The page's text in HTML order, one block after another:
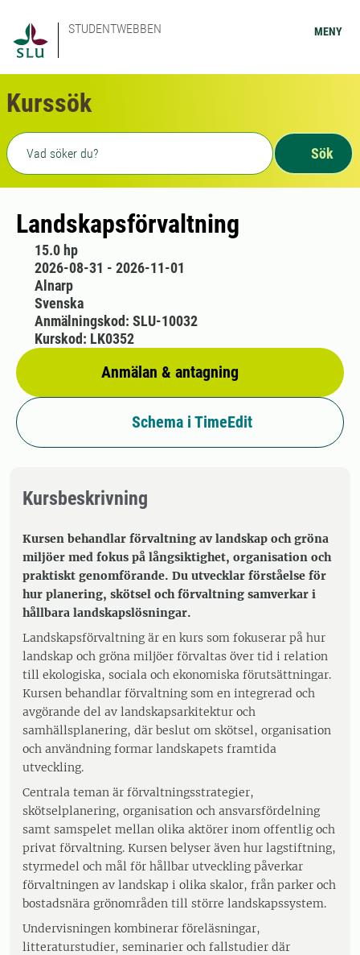
STUDENTWEBBEN MENY
Kurssök
Fritext sökning
Sök
Landskapsförvaltning
15.0 hp
2026-08-31 - 2026-11-01
Alnarp
Svenska
Anmälan & antagning
Anmälningskod: SLU-10032
Kurskod: LK0352
Schema i TimeEdit
Kursbeskrivning
Kursen behandlar förvaltning av landskap och gröna
miljöer med fokus på långsiktighet, organisation och
praktiskt genomförande. Du utvecklar förståelse för
hur planering, skötsel och förvaltning samverkar i
hållbara landskapslösningar.
Landskapsförvaltning är en kurs som fokuserar på hur
landskap och gröna miljöer förvaltas över tid i relation
till ekologiska, sociala och ekonomiska förutsättningar.
Kursen behandlar förvaltning som en integrerad och
avgörande del av landskapsarkitektur och
samhällsplanering, där beslut om skötsel, organisation
och användning formar landskapets framtida
utveckling.
Centrala teman är förvaltningsstrategier,
skötselplanering, organisation och ansvarsfördelning
samt samspelet mellan olika aktörer inom offentlig och
privat förvaltning. Kursen belyser även hur lagstiftning,
styrmedel och mål för hållbar utveckling påverkar
förvaltningen av landskap i olika skalor, från parker och
bostadsnära grönområden till större landskapssystem.
Undervisningen kombinerar föreläsningar,
litteraturstudier, seminarier och fallstudier där